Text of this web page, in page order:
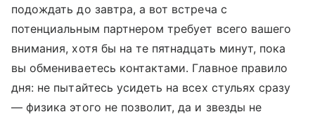
подождать до завтра, а вот встреча с
потенциальным партнером требует всего вашего
внимания, хотя бы на те пятнадцать минут, пока
вы обмениваетесь контактами. Главное правило
дня: не пытайтесь усидеть на всех стульях сразу
— физика этого не позволит, да и звезды не